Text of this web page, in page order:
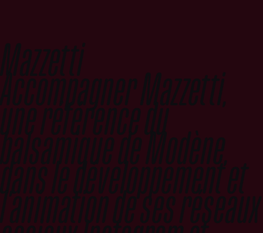
Mazzetti
Accompagner Mazzetti,
une référence du
balsamique de Modène,
dans le développement et
l’animation de ses réseaux